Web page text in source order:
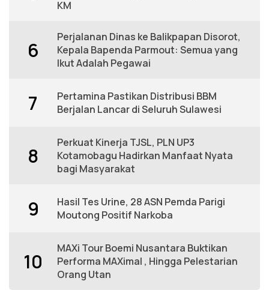
KM
6
Perjalanan Dinas ke Balikpapan Disorot,
Kepala Bapenda Parmout: Semua yang
Ikut Adalah Pegawai
7
Pertamina Pastikan Distribusi BBM
Berjalan Lancar di Seluruh Sulawesi
8
Perkuat Kinerja TJSL, PLN UP3
Kotamobagu Hadirkan Manfaat Nyata
bagi Masyarakat
9
Hasil Tes Urine, 28 ASN Pemda Parigi
Moutong Positif Narkoba
10
MAXi Tour Boemi Nusantara Buktikan
Performa MAXimal , Hingga Pelestarian
Orang Utan